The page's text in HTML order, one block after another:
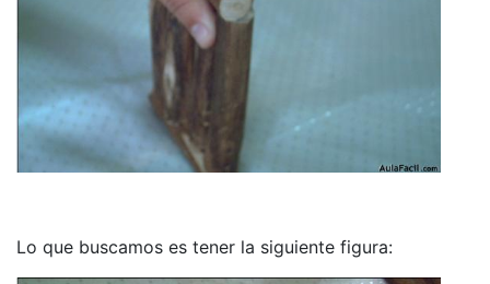
Lo que buscamos es tener la siguiente figura: